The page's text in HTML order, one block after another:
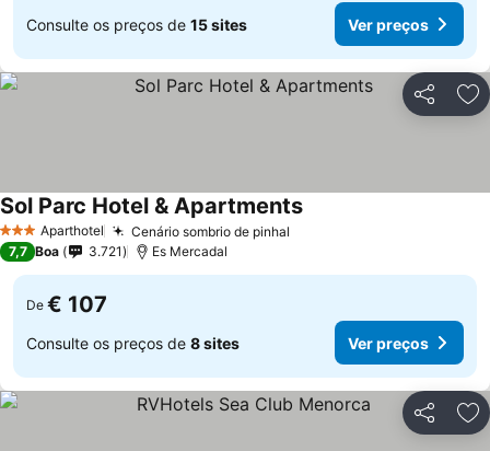
Consulte os preços de 15 sites Ver preços
Partilhar
3 EstrelasAparthotel Cenário sombrio de pinhal
Sol Parc Hotel & Apartments
7,7 Boa 3.721 Es Mercadal
De € 107
Consulte os preços de 8 sites Ver preços
Partilhar